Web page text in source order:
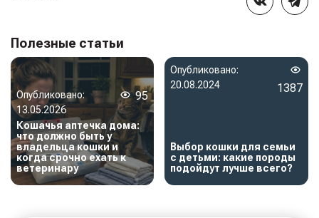
Полезные статьи
Опубликовано:
13.05.2026
95
Кошачья аптечка дома:
что должно быть у
владельца кошки и
когда срочно ехать к
ветеринару
Опубликовано:
20.08.2024
1387
Выбор кошки для семьи
с детьми: какие породы
подойдут лучше всего?